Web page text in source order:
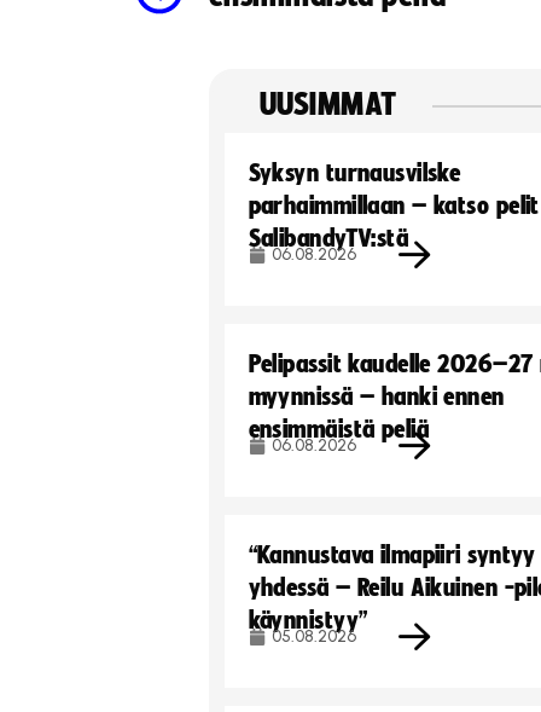
UUSIMMAT
Syksyn turnausvilske
parhaimmillaan – katso pelit
SalibandyTV:stä
06.08.2026
Pelipassit kaudelle
myynnissä – hanki ennen
ensimmäistä peliä
06.08.2026
“Kannustava ilmapiiri syntyy
yhdessä – Reilu Aikuinen -
käynnistyy”
05.08.2026